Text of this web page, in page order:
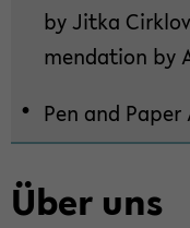
by Jitka
men­da­ti­on by
Pen and
Über uns